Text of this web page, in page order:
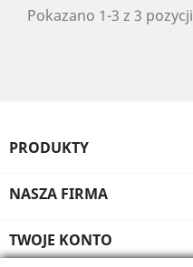
Pokazano 1-3 z 3 pozycji
PRODUKTY
NASZA FIRMA
TWOJE KONTO